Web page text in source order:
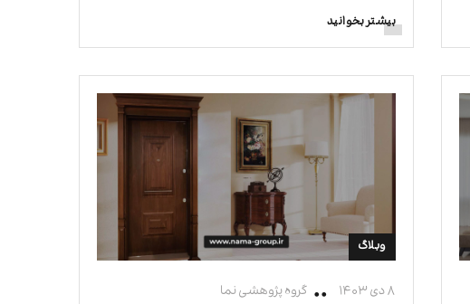
بیشتر بخوانید
وبلاگ
۸ دی ۱۴۰۳ گروه پژوهشی نما